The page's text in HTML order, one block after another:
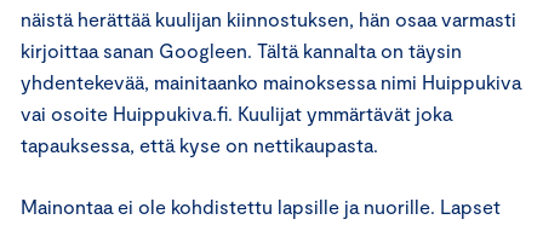
näistä herättää kuulijan kiinnostuksen, hän osaa varmasti
kirjoittaa sanan Googleen. Tältä kannalta on täysin
yhdentekevää, mainitaanko mainoksessa nimi Huippukiva
vai osoite Huippukiva.fi. Kuulijat ymmärtävät joka
tapauksessa, että kyse on nettikaupasta.
Mainontaa ei ole kohdistettu lapsille ja nuorille. Lapset